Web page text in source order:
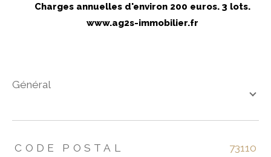
Charges annuelles d'environ 200 euros. 3 lots.
www.ag2s-immobilier.fr
général
TRAD_ZEPHYR_Caracteristique TRAD_ZEPHYR_Valeurs
CODE POSTAL 73110